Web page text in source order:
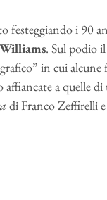
festeggiando i 90
. Sul podio
in cui
affiancate a quelle
di Franco Zeffirelli e